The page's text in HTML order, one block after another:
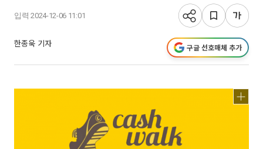
입력 2024-12-06 11:01
한종욱 기자 구글 선호매체 추가